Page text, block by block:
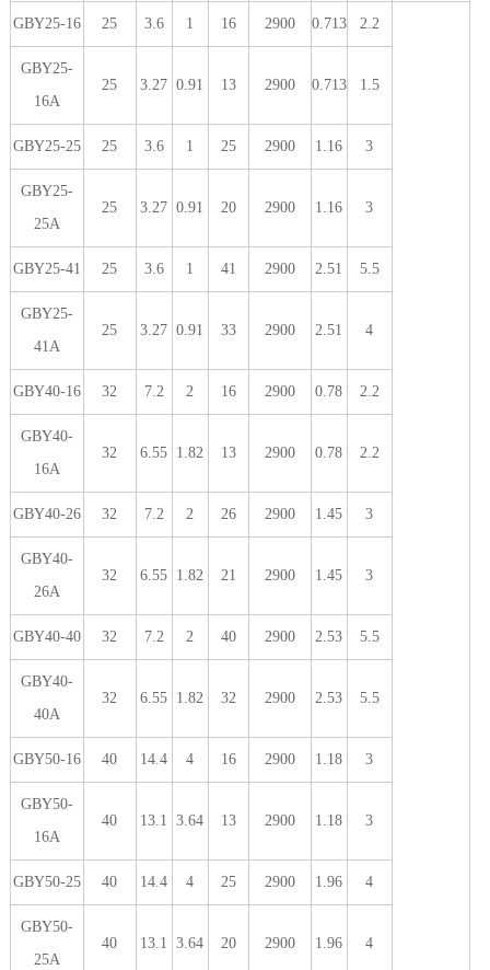
GBY25-16 25 3.6 1 16 2900 0.713 2.2
GBY25-
16A
25 3.27 0.91 13 2900 0.713 1.5
GBY25-25 25 3.6 1 25 2900 1.16 3
GBY25-
25A
25 3.27 0.91 20 2900 1.16 3
GBY25-41 25 3.6 1 41 2900 2.51 5.5
GBY25-
41A
25 3.27 0.91 33 2900 2.51 4
GBY40-16 32 7.2 2 16 2900 0.78 2.2
GBY40-
16A
32 6.55 1.82 13 2900 0.78 2.2
GBY40-26 32 7.2 2 26 2900 1.45 3
GBY40-
26A
32 6.55 1.82 21 2900 1.45 3
GBY40-40 32 7.2 2 40 2900 2.53 5.5
GBY40-
40A
32 6.55 1.82 32 2900 2.53 5.5
GBY50-16 40 14.4 4 16 2900 1.18 3
GBY50-
16A
40 13.1 3.64 13 2900 1.18 3
GBY50-25 40 14.4 4 25 2900 1.96 4
GBY50-
25A
40 13.1 3.64 20 2900 1.96 4